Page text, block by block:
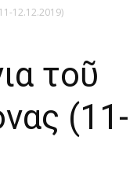
12.12.2019)
τοῦ
(11-